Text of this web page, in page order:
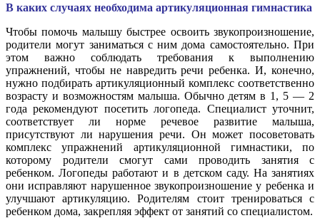
В каких случаях необходима артикуляционная гимнастика
Чтобы помочь малышу быстрее освоить звукопроизношение,
родители могут заниматься с ним дома самостоятельно. При
этом важно соблюдать требования к выполнению
упражнений, чтобы не навредить речи ребенка. И, конечно,
нужно подбирать артикуляционный комплекс соответственно
возрасту и возможностям малыша. Обычно детям в 1, 5 — 2
года рекомендуют посетить логопеда. Специалист уточнит,
соответствует ли норме речевое развитие малыша,
присутствуют ли нарушения речи. Он может посоветовать
комплекс упражнений артикуляционной гимнастики, по
которому родители смогут сами проводить занятия с
ребенком. Логопеды работают и в детском саду. На занятиях
они исправляют нарушенное звукопроизношение у ребенка и
улучшают артикуляцию. Родителям стоит тренироваться с
ребенком дома, закрепляя эффект от занятий со специалистом.